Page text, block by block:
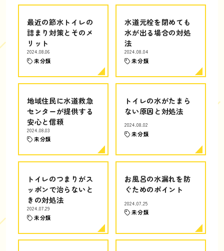
最近の節水トイレの
詰まり対策とそのメ
リット
2024.08.06
未分類
水道元栓を閉めても
水が出る場合の対処
法
2024.08.04
未分類
地域住民に水道救急
センターが提供する
安心と信頼
2024.08.03
未分類
トイレの水がたまら
ない原因と対処法
2024.08.02
未分類
トイレのつまりがス
ッポンで治らないと
きの対処法
2024.07.29
未分類
お風呂の水漏れを防
ぐためのポイント
2024.07.25
未分類